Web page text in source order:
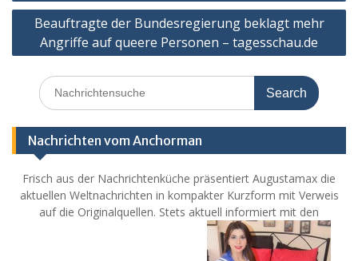
Beauftragte der Bundesregierung beklagt mehr
Angriffe auf queere Personen – tagesschau.de
Search
for:
Nachrichten vom Anchorman
Frisch aus der Nachrichtenküche präsentiert Augustamax die
aktuellen Weltnachrichten in kompakter Kurzform mit Verweis
auf die Originalquellen. Stets aktuell informiert mit den